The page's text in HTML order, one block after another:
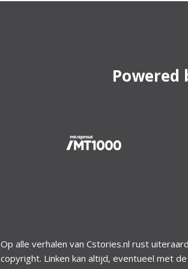
Powered
Op alle verhalen van Cstories.nl rust uiteraard
copyright. Linken kan altijd, eventueel met